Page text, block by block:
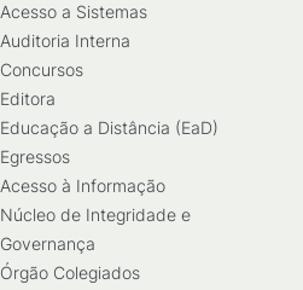
Acesso a Sistemas
Auditoria Interna
Concursos
Editora
Educação a Distância (EaD)
Egressos
Acesso à Informação
Núcleo de Integridade e
Governança
Órgão Colegiados